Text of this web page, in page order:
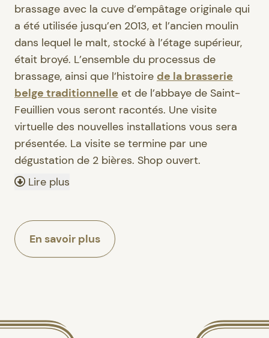
brassage avec la cuve d’empâtage originale qui
a été utilisée jusqu’en 2013, et l’ancien moulin
dans lequel le malt, stocké à l’étage supérieur,
était broyé. L’ensemble du processus de
brassage, ainsi que l’histoire de la brasserie
belge traditionnelle et de l’abbaye de Saint-
Feuillien vous seront racontés. Une visite
virtuelle des nouvelles installations vous sera
présentée. La visite se termine par une
dégustation de 2 bières. Shop ouvert.
Lire plus
En savoir plus